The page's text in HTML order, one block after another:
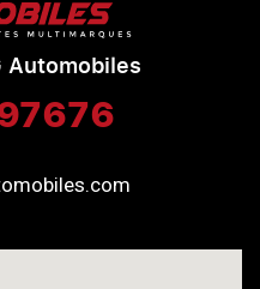
Automobiles